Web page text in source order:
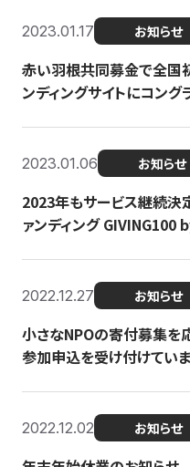
2023.01.17 お知らせ
赤い羽根共同募金で全国
ンディングサイトにコング
2023.01.06 お知らせ
2023年もサービス継続決
ァンディング GIVING100
2022.12.27 お知らせ
小さなNPOの寄付募集を
参加申込を受け付けてい
2022.12.02 お知らせ